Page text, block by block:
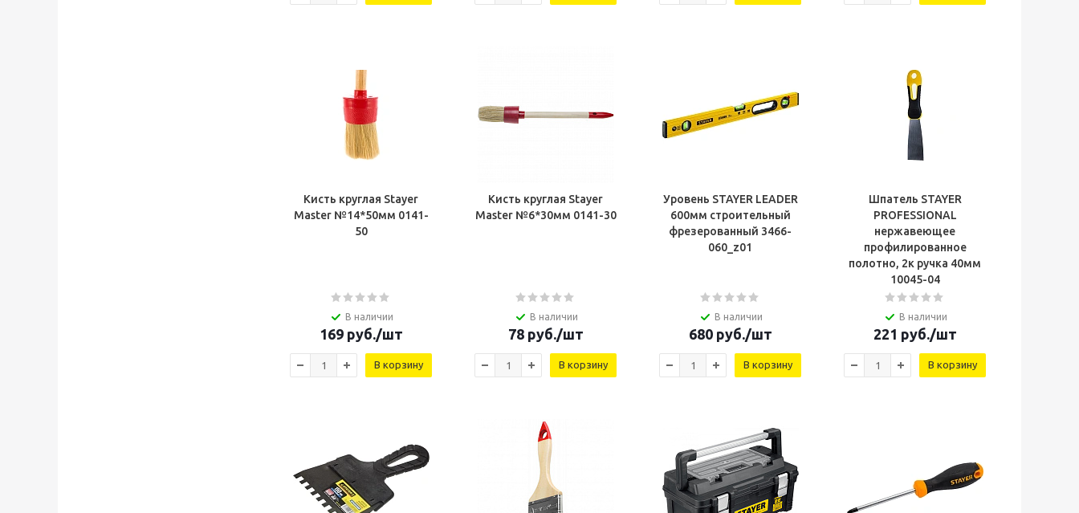
Кисть круглая Stayer
Master №14*50мм 0141-
50
В наличии
169руб./шт
В корзину
Кисть круглая Stayer
Master №6*30мм 0141-30
В наличии
78руб./шт
В корзину
Уровень STAYER LEADER
600мм строительный
фрезерованный 3466-
060_z01
В наличии
680руб./шт
В корзину
Шпатель STAYER
PROFESSIONAL
нержавеющее
профилированное
полотно, 2к ручка 40мм
10045-04
В наличии
221 руб./шт
В корзину